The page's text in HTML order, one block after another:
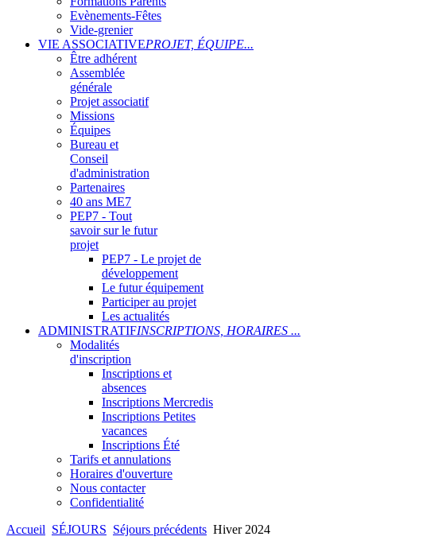
Evènements-Fêtes
Vide-grenier
VIE ASSOCIATIVEPROJET, ÉQUIPE...
Être adhérent
Assemblée
générale
Projet associatif
Missions
Équipes
Bureau et
Conseil
d'administration
Partenaires
40 ans ME7
PEP7 - Tout
savoir sur le futur
projet
PEP7 - Le projet de
développement
Le futur équipement
Participer au projet
Les actualités
ADMINISTRATIFINSCRIPTIONS, HORAIRES ...
Modalités
d'inscription
Inscriptions et
absences
Inscriptions Mercredis
Inscriptions Petites
vacances
Inscriptions Été
Tarifs et annulations
Horaires d'ouverture
Nous contacter
Confidentialité
Accueil SÉJOURS Séjours précédents Hiver 2024